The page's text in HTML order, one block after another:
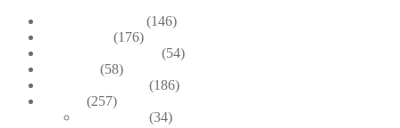
(146)
(176)
(54)
(58)
(186)
(257)
(34)